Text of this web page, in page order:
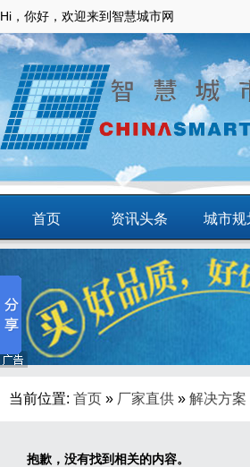
Hi，你好，欢迎来到智慧城市网
首页 资讯头条 城市规
智慧应用 商圈
当前位置: 首页 » 厂家直供 » 解决方案
抱歉，没有找到相关的内容。